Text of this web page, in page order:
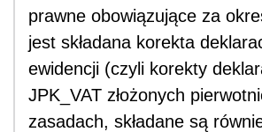
prawne obowiązujące za
jest składana korekta
ewidencji (czyli korekty
JPK_VAT złożonych
zasadach, składane są